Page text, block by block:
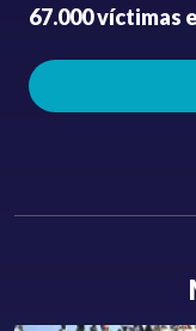
67.000 víctimas